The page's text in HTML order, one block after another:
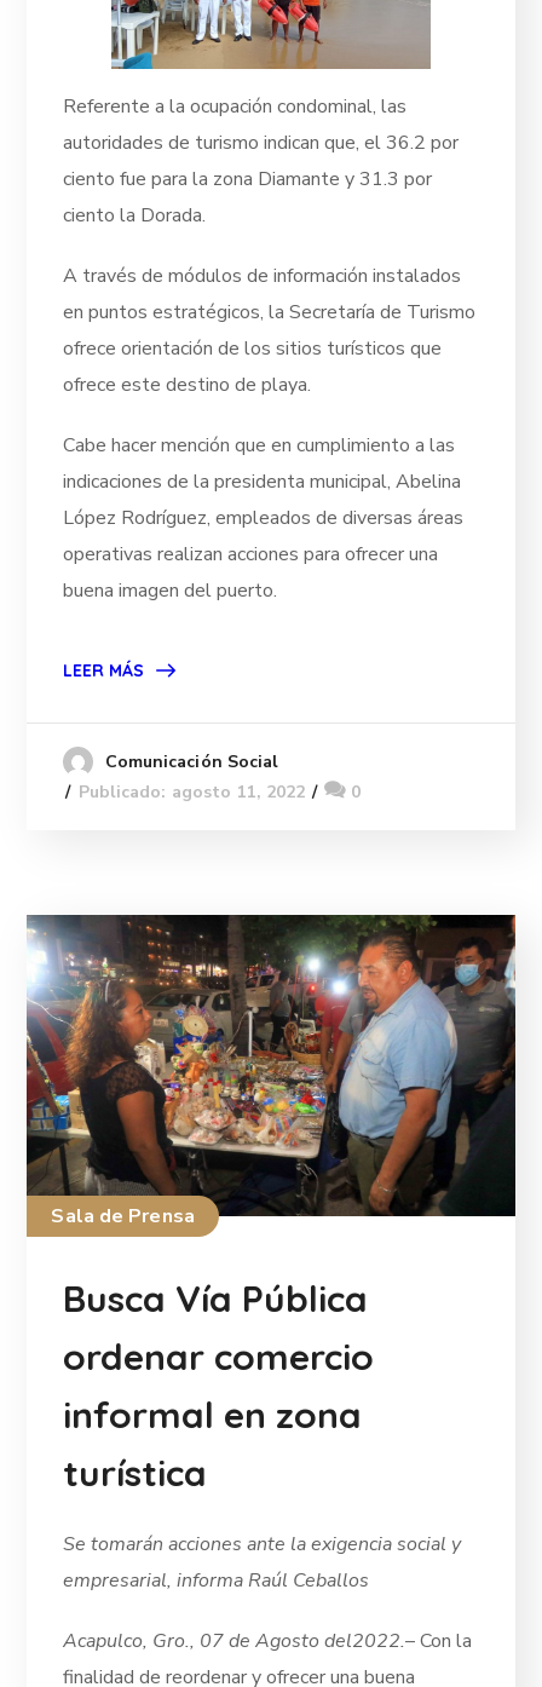
Referente a la ocupación condominal, las
autoridades de turismo indican que, el 36.2 por
ciento fue para la zona Diamante y 31.3 por
ciento la Dorada.
A través de módulos de información instalados
en puntos estratégicos, la Secretaría de Turismo
ofrece orientación de los sitios turísticos que
ofrece este destino de playa.
Cabe hacer mención que en cumplimiento a las
indicaciones de la presidenta municipal, Abelina
López Rodríguez, empleados de diversas áreas
operativas realizan acciones para ofrecer una
buena imagen del puerto.
LEER MÁS
Comunicación Social
Publicado: agosto 11, 2022
0
Sala de Prensa
Busca Vía Pública
ordenar comercio
informal en zona
turística
Se tomarán acciones ante la exigencia social y
empresarial, informa Raúl Ceballos
Acapulco, Gro., 07 de Agosto del2022.– Con la
finalidad de reordenar y ofrecer una buena